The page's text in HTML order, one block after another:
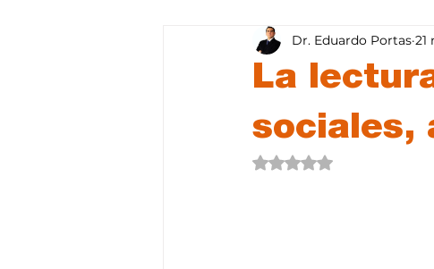
Inteligencia Artificial
Ética de la
La
sociales,
Dr. Eduardo Portas 21
Obtuvo NaN de 5 estrellas.